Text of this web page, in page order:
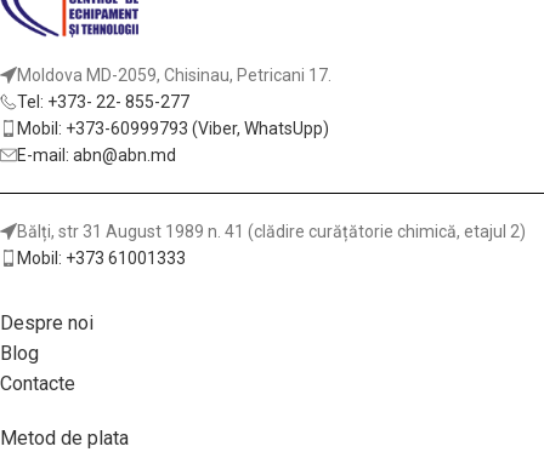
Moldova MD-2059, Chisinau, Petricani 17.
Tel: +373- 22- 855-277
Mobil: +373-60999793 (Viber, WhatsUpp)
E-mail: abn@abn.md
Bălți, str 31 August 1989 n. 41 (clădire curățătorie chimică, etajul 2)
Mobil: +373 61001333
Despre noi
Blog
Contacte
Metod de plata